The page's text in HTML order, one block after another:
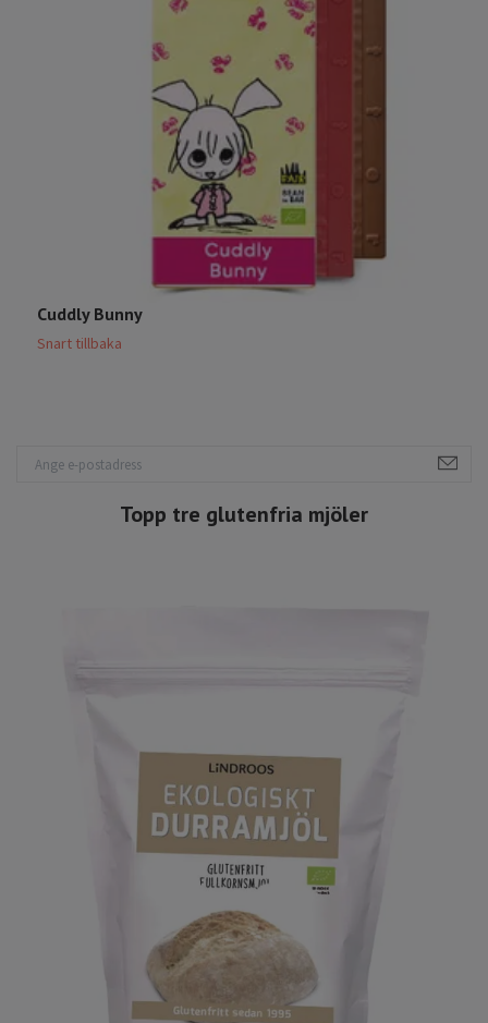
Topp tre glutenfria mjöler
Cuddly Bunny
Snart tillbaka